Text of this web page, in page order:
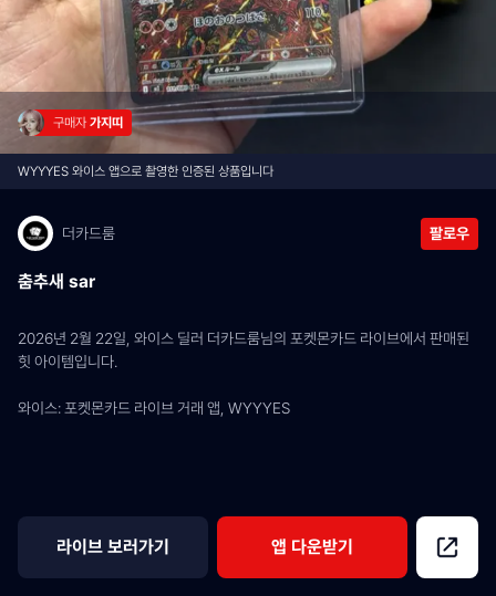
구매자 가지띠
WYYYES 와이스 앱으로 촬영한 인증된 상품입니다
더카드룸 팔로우
춤추새 sar
2026년 2월 22일, 와이스 딜러 더카드룸님의 포켓몬카드 라이브에서 판매된
힛 아이템입니다.
와이스: 포켓몬카드 라이브 거래 앱, WYYYES
라이브 보러가기 앱 다운받기